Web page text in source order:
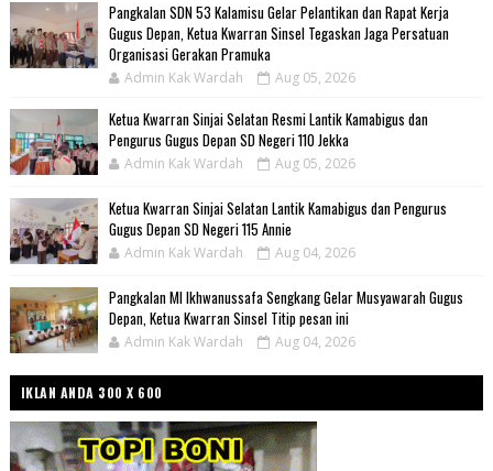
Pangkalan SDN 53 Kalamisu Gelar Pelantikan dan Rapat Kerja
Gugus Depan, Ketua Kwarran Sinsel Tegaskan Jaga Persatuan
Organisasi Gerakan Pramuka
Admin Kak Wardah Aug 05, 2026
Ketua Kwarran Sinjai Selatan Resmi Lantik Kamabigus dan
Pengurus Gugus Depan SD Negeri 110 Jekka
Admin Kak Wardah Aug 05, 2026
Ketua Kwarran Sinjai Selatan Lantik Kamabigus dan Pengurus
Gugus Depan SD Negeri 115 Annie
Admin Kak Wardah Aug 04, 2026
Pangkalan MI Ikhwanussafa Sengkang Gelar Musyawarah Gugus
Depan, Ketua Kwarran Sinsel Titip pesan ini
Admin Kak Wardah Aug 04, 2026
IKLAN ANDA 300 X 600